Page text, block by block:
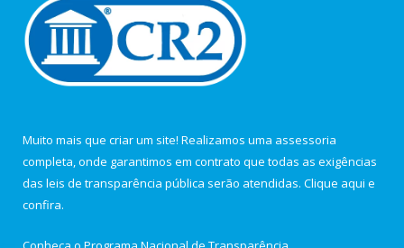
Muito mais que criar um site! Realizamos uma assessoria
completa, onde garantimos em contrato que todas as exigências
das leis de transparência pública serão atendidas. Clique aqui e
confira.